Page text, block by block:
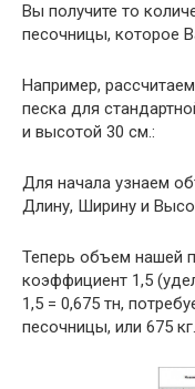
Вы получите то
песочницы, которое
Например,
песка для
и высотой 30 см.:
Для начала узнаем
Длину, Ширину и
Теперь объем нашей
коэффициент 1,5
1,5 = 0,675 тн,
песочницы, или 675 кг.